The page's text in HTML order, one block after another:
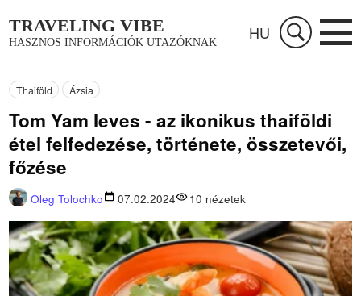
TRAVELING VIBE
HASZNOS INFORMÁCIÓK UTAZÓKNAK HU
Thaiföld Ázsia
Tom Yam leves - az ikonikus thaiföldi
étel felfedezése, története, összetevői,
főzése
Oleg Tolochko 07.02.2024 10 nézetek